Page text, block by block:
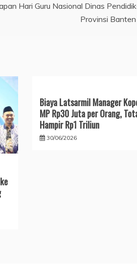
Hari Guru Nasional Dinas
Provinsi Banten
Biaya Latsarmil Manager
MP Rp30 Juta per Orang,
Hampir Rp1 Triliun
30/06/2026